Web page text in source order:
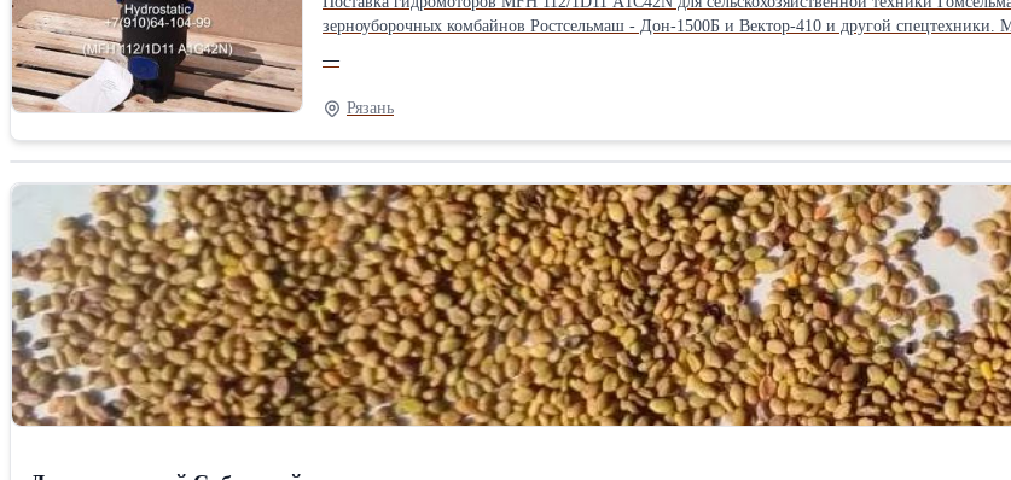
зерноуборочных комбайнов Ростсельмаш - Дон-1500Б и Вектор-410 и другой спецтехники. Маркировка: MFH 112/1D11 A1C42N Старая маркировка: MP112.2/D2B42 У1
предназначенны для работы в системе ГСТ-112 в замкнутом контуре с насосами и тандем
болт полуфланцев гидромотора M12. Агрегаты в наличии. Экспресс поставка гидромоторов MFH 112/1D11 A1C42N для эффективной уборки урожая и заготовки кормов
КФХ - 24/7.MFH 112/1D11 A1C42N: (MFH112) Длина: 22 см Ширина: 22 см Высота: 45 см
—
Рязань